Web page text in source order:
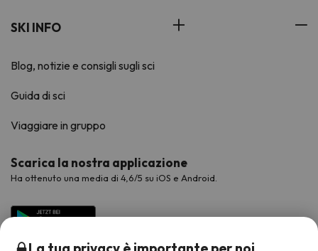
SKI INFO
Blog, notizie e consigli sugli sci
Guida di sci
Viaggiare in gruppo
Scarica la nostra applicazione
Ha ottenuto una media di 4,6/5 su iOS e Android.